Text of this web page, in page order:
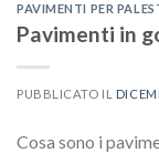
PAVIMENTI PER
Pavimenti in
PUBBLICATO IL
Cosa sono i